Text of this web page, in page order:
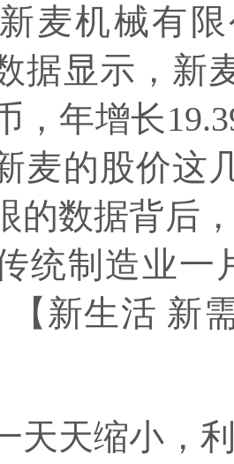
麦机械有
显示，新麦
，年增长
麦的股价这
的数据背后
统制造业一
生活 新
天缩小，利